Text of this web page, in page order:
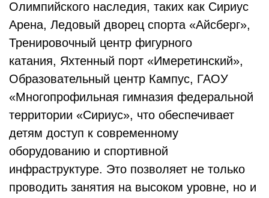
Олимпийского наследия, таких как Сириус
Арена, Ледовый дворец спорта «Айсберг»,
Тренировочный центр фигурного
катания, Яхтенный порт «Имеретинский»,
Образовательный центр Кампус, ГАОУ
«Многопрофильная гимназия федеральной
территории «Сириус», что обеспечивает
детям доступ к современному
оборудованию и спортивной
инфраструктуре. Это позволяет не только
проводить занятия на высоком уровне, но и